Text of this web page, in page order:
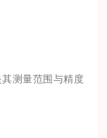
测量范围与精度